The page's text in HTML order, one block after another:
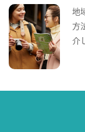
地
方
介